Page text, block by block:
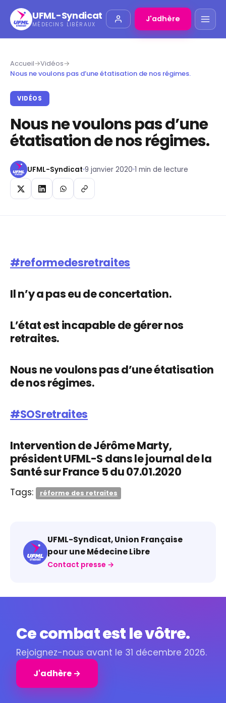
UFML-Syndicat
MÉDECINS LIBÉRAUX
J'adhère
Accueil→Vidéos→
Nous ne voulons pas d’une étatisation de nos régimes.
VIDÉOS
Nous ne voulons pas d’une
étatisation de nos régimes.
UFML-Syndicat 9 janvier 2020 1 min de lecture
#reformedesretraites
Il n’y a pas eu de concertation.
L’état est incapable de gérer nos
retraites.
Nous ne voulons pas d’une étatisation
de nos régimes.
#SOSretraites
Intervention de Jérôme Marty,
président UFML-S dans le journal de la
Santé sur France 5 du 07.01.2020
Tags: réforme des retraites
UFML-Syndicat, Union Française
pour une Médecine Libre
Contact presse →
Ce combat est le vôtre.
Rejoignez-nous avant le 31 décembre 2026.
J'adhère →